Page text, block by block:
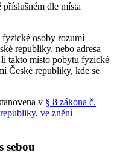
dle místa
fyzické osoby rozumí
republiky, nebo adresa
li takto místo pobytu fyzické
České republiky, kde se
v § 8 zákona č.
ve znění
sebou